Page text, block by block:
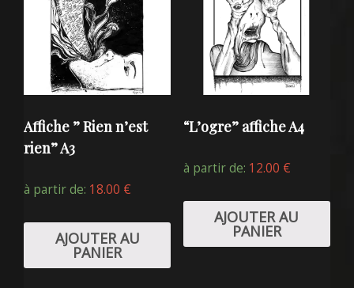
Affiche ” Rien n’est
rien” A3
à partir de: 18.00 €
AJOUTER AU
PANIER
“L’ogre” affiche A4
à partir de: 12.00 €
AJOUTER AU
PANIER